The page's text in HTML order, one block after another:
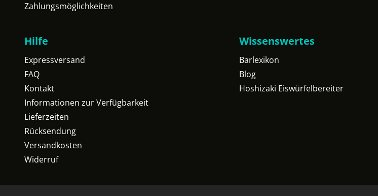
Zahlungsmöglichkeiten
Hilfe
Expressversand
FAQ
Kontakt
Informationen zur Verfügbarkeit
Lieferzeiten
Rücksendung
Versandkosten
Widerruf
Wissenswertes
Barlexikon
Blog
Hoshizaki Eiswürfelbereiter